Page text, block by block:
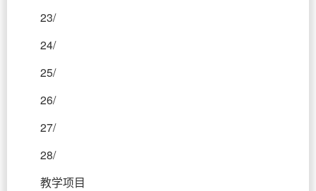
23/
24/
25/
26/
27/
28/
教学项目